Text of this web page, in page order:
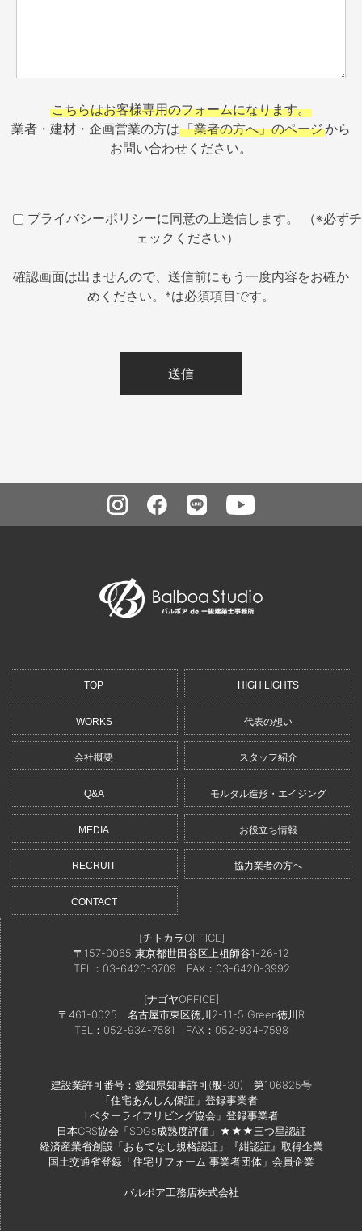
こちらはお客様専用のフォームになります。
業者・建材・企画営業の方は「業者の方へ」のページから
お問い合わせください。
プライバシーポリシーに同意の上送信します。 （※必ずチ
ェックください）
確認画面は出ませんので、送信前にもう一度内容をお確か
めください。*は必須項目です。
TOP HIGH LIGHTS
WORKS 代表の想い
会社概要 スタッフ紹介
Q&A モルタル造形・エイジング
MEDIA お役立ち情報
RECRUIT 協力業者の方へ
CONTACT
[チトカラOFFICE]
〒157-0065 東京都世田谷区上祖師谷1-26-12
TEL：03-6420-3709 FAX：03-6420-3992
[ナゴヤOFFICE]
〒461-0025 名古屋市東区徳川2-11-5 Green徳川R
TEL：052-934-7581
FAX：052-934-7598
建設業許可番号：愛知県知事許可(般-30) 第106825号
｢住宅あんしん保証」登録事業者
｢ベターライフリビング協会」登録事業者
日本CRS協会「SDGs成熟度評価」★★★三つ星認証
経済産業省創設「おもてなし規格認証」『紺認証』取得企業
国土交通省登録「住宅リフォーム 事業者団体」会員企業
バルボア工務店株式会社